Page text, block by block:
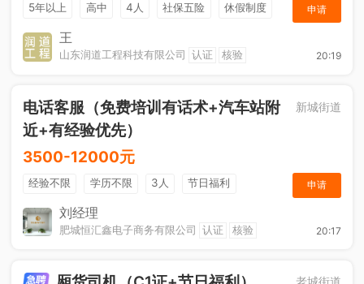
5年以上 高中 4人 社保五险
休假制度
加班补助
申请
王
山东润道工程科技有限公司 认证 核验 20:19
电话客服（免费培训有话术+汽车站附
近+有经验优先）
新城街道
3500-12000元
经验不限 学历不限 3人
节日福利
休假制度
综合补贴
申请
刘经理
肥城恒汇鑫电子商务有限公司 认证 核验 20:17